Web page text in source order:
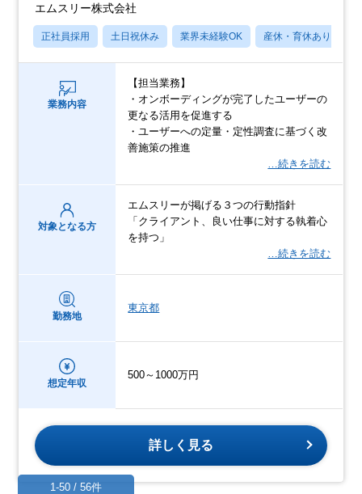
エムスリー株式会社
正社員採用 土日祝休み 業界未経験OK 産休・育休あり
業務内容
【担当業務】
・オンボーディングが完了したユーザーの
更なる活用を促進する
・ユーザーへの定量・定性調査に基づく改
善施策の推進
…続きを読む
対象となる方
エムスリーが掲げる３つの行動指針
「クライアント、良い仕事に対する執着心
を持つ」
…続きを読む
勤務地
東京都
想定年収
500～1000万円
詳しく見る
1-50 / 56件